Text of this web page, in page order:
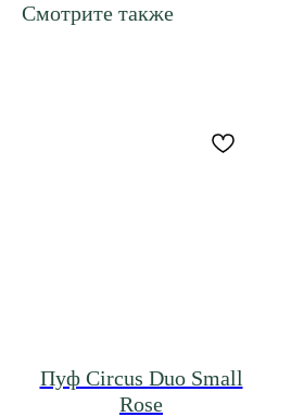
Смотрите также
Пуф Circus Duo Small
Rose